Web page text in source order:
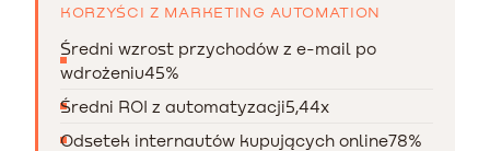
KORZYŚCI Z MARKETING AUTOMATION
Średni wzrost przychodów z e-mail po
wdrożeniu45%
Średni ROI z automatyzacji5,44x
Odsetek internautów kupujących online78%